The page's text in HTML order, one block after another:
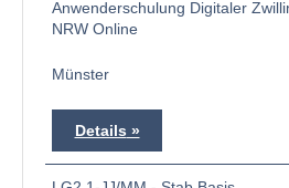
Anwenderschulung Digitaler
NRW Online
Münster
Details